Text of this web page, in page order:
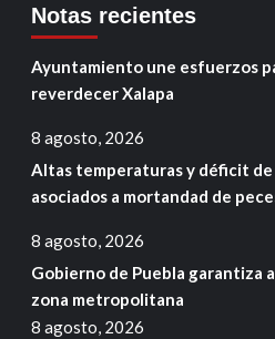
Notas recientes
Ayuntamiento une esfuerzos
reverdecer Xalapa
8 agosto, 2026
Altas temperaturas y déficit
asociados a mortandad de
8 agosto, 2026
Gobierno de Puebla garantiza
zona metropolitana
8 agosto, 2026